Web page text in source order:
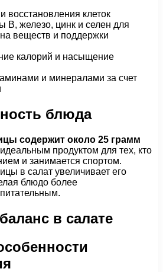
восстановления клеток
В, железо, цинк и селен для
веществ и поддержки
калорий и насыщение
и минералами за счет
блюда
содержит около 25 грамм
идеальным продуктом для тех, кто
и занимается спортом.
в салат увеличивает его
блюдо более
в салате